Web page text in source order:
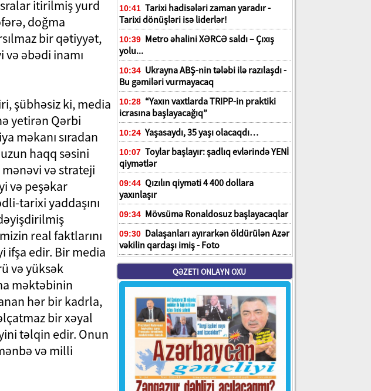
itirilmiş yurd
doğma
bir qətiyyət,
əbədi inamı
şübhəsiz ki, media
yetirən Qərbi
məkanı sıradan
haqq səsini
mənəvi və strateji
və peşəkar
tarixi yaddaşını
real faktlarını
ifşa edir. Bir media
və yüksək
məktəbinin
hər bir kadrla,
bir xəyal
təlqin edir. Onun
və milli
10:41 Tarixi hadisələri zaman yaradır -
Tarixi dönüşləri isə liderlər!
10:39 Metro əhalini XƏRCƏ saldı – Çıxış
yolu...
10:34 Ukrayna ABŞ-nin tələbi ilə razılaşdı -
Bu gəmiləri vurmayacaq
10:28 “Yaxın vaxtlarda TRIPP-in praktiki
icrasına başlayacağıq”
10:24 Yaşasaydı, 35 yaşı olacaqdı…
10:07 Toylar başlayır: şadlıq evlərində YENİ
qiymətlər
09:44 Qızılın qiyməti 4 400 dollara
yaxınlaşır
09:34 Mövsümə Ronaldosuz başlayacaqlar
09:30 Dalaşanları ayırarkən öldürülən Azər
vəkilin qardaşı imiş - Foto
QƏZETI ONLAYN OXU